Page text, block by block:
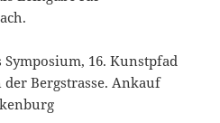
Symposium, 16. Kunstpfad
Bergstrasse. Ankauf